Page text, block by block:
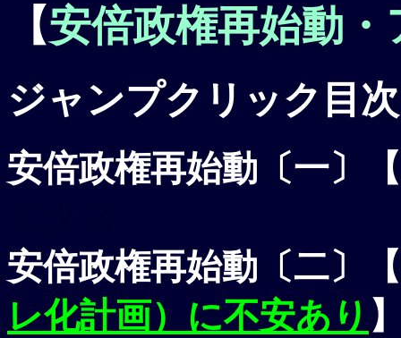
【安倍政権再始動
ジャンプクリック目次
安倍政権再始動〔一〕【
安倍政権再始動〔二〕【
レ化計画）に不安あり